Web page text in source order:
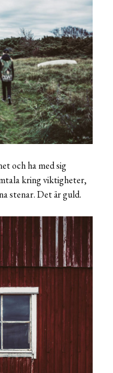
och ha med sig
kring viktigheter,
stenar. Det är guld.